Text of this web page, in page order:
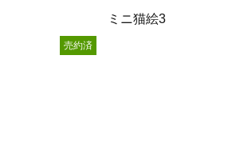
ミニ猫絵3
売約済